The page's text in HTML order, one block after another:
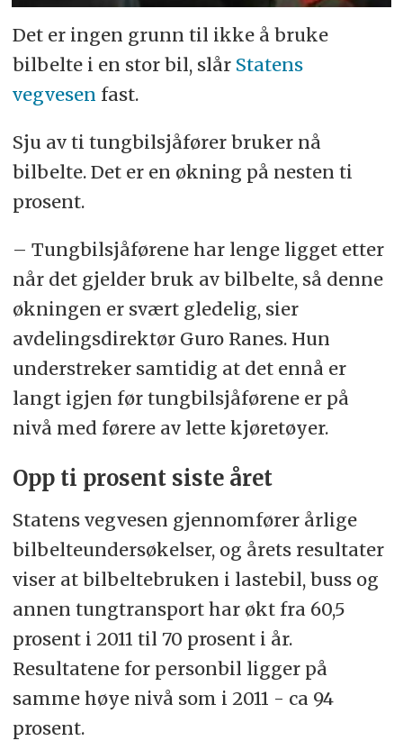
Det er ingen grunn til ikke å bruke
bilbelte i en stor bil, slår Statens
vegvesen fast.
Sju av ti tungbilsjåfører bruker nå
bilbelte. Det er en økning på nesten ti
prosent.
– Tungbilsjåførene har lenge ligget etter
når det gjelder bruk av bilbelte, så denne
økningen er svært gledelig, sier
avdelingsdirektør Guro Ranes. Hun
understreker samtidig at det ennå er
langt igjen før tungbilsjåførene er på
nivå med førere av lette kjøretøyer.
Opp ti prosent siste året
Statens vegvesen gjennomfører årlige
bilbelteundersøkelser, og årets resultater
viser at bilbeltebruken i lastebil, buss og
annen tungtransport har økt fra 60,5
prosent i 2011 til 70 prosent i år.
Resultatene for personbil ligger på
samme høye nivå som i 2011 - ca 94
prosent.